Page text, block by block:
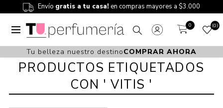
Envío gratis a tu casa! en compras mayores a $3.000
0 0
Tu belleza nuestro destinoCOMPRAR AHORA
PRODUCTOS ETIQUETADOS
CON ' VITIS '